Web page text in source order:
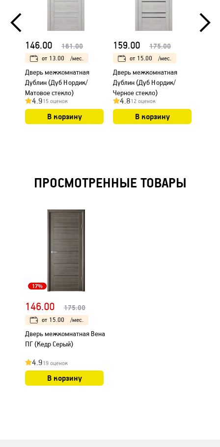
146.00 161.00
от 13.00 /мес.
Дверь межкомнатная
Дублин (Дуб Нордик/
Матовое стекло)
4.915 оценок
В корзину
159.00 175.00
от 15.00 /мес.
Дверь межкомнатная
Дублин (Дуб Нордик/
Черное стекло)
4.812 оценок
В корзину
ПРОСМОТРЕННЫЕ ТОВАРЫ
17%
146.00 175.00
от 15.00 /мес.
Дверь межкомнатная Вена
ПГ (Кедр Серый)
4.919 оценок
В корзину